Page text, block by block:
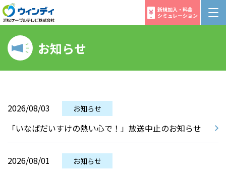
新規加入・料金
シミュレーション
お知らせ
2026/08/03 お知らせ
「いなばだいすけの熱い心で！」放送中止のお知らせ
2026/08/01 お知らせ